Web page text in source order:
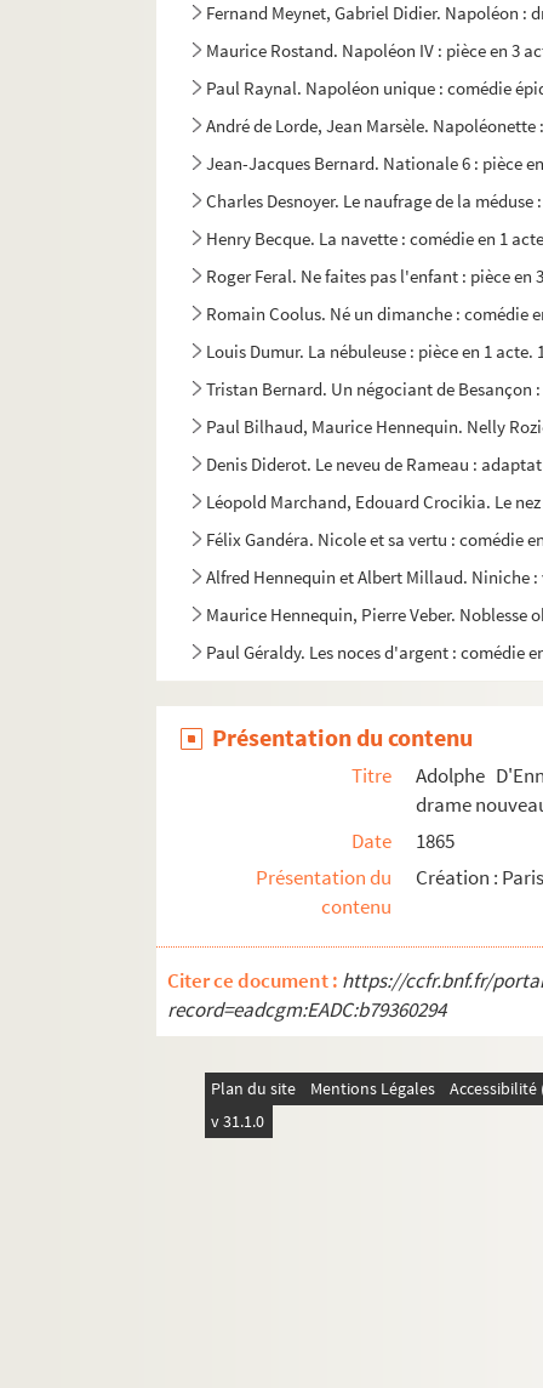
Fernand Meynet, Gabriel Didier. Napoléon :
Maurice Rostand. Napoléon IV : pièce en 3
Paul Raynal. Napoléon unique : comédie
André de Lorde, Jean Marsèle.
Jean-Jacques Bernard. Nationale 6 : pièce
Charles Desnoyer. Le naufrage de la méduse
Henry Becque. La navette : comédie en 1
Roger Feral. Ne faites pas l'enfant : pièce en
Romain Coolus. Né un dimanche : comédie
Louis Dumur. La nébuleuse : pièce en 1 acte.
Tristan Bernard. Un négociant de Besançon
Paul Bilhaud, Maurice Hennequin. Nelly
Denis Diderot. Le neveu de Rameau :
Léopold Marchand, Edouard Crocikia. Le
Félix Gandéra. Nicole et sa vertu : comédie
Alfred Hennequin et Albert Millaud. Niniche :
Maurice Hennequin, Pierre Veber. Noblesse
Paul Géraldy. Les noces d'argent : comédie
Ernest Grenet-Dancourt. Les noces de
Alfred Delacour, Adolphe Jaime. Les noces
Henri Chivot, Alfred Duru. Les noces d'un
René Gamy. Un Noël au hameau : comédie
Marcel Achard. Noix de coco : comédie en 3
Claude-André Puget, Pierre Bost. Un
Victorien Sardou. Nos bons villageois :
Paul Ferrier. Nos députés en robe de
Victorien Sardou. Nos intimes : comédie en
Fernand Nozière. Notre amour : pièce en 3
Paul Foucher, Paul Meurice. Notre Dame
Présentation du contenu
Titre
Adolphe
drame
Date
1865
Présentation du
contenu
Création :
Citer ce document : https://ccfr.bnf.fr/
record=eadcgm:EADC:b79360294
Plan du site Mentions Légales
v 31.1.0